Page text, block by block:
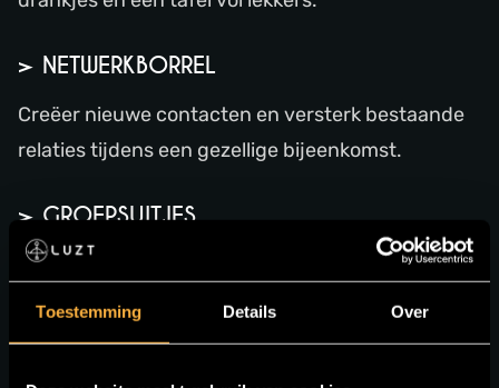
Toestemming Details Over
> NETWERKBORREL
Creëer nieuwe contacten en versterk bestaande
relaties tijdens een gezellige bijeenkomst.
> GROEPSUITJES
Ook voor grotere gezelschappen bieden wij volop
mogelijkheden.